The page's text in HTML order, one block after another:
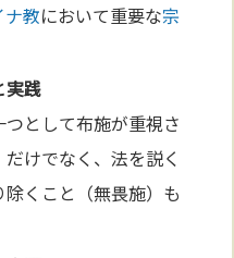
ナ教において重要な宗
実践
として布施が重視さ
けでなく、法を説く
くこと（無畏施）も